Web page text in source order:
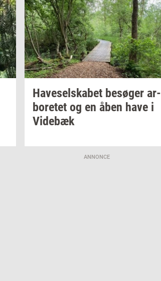
Ha­ve­sel­ska­bet be­sø­ger ar­
bo­re­tet og en åben have i
Vi­de­bæk
ANNONCE